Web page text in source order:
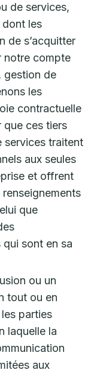
de services,
les
de s’acquitter
notre compte
gestion de
les
contractuelle
que ces tiers
services traitent
aux seules
et offrent
que
qui sont en sa
ou un
tout ou en
parties
laquelle la
aux